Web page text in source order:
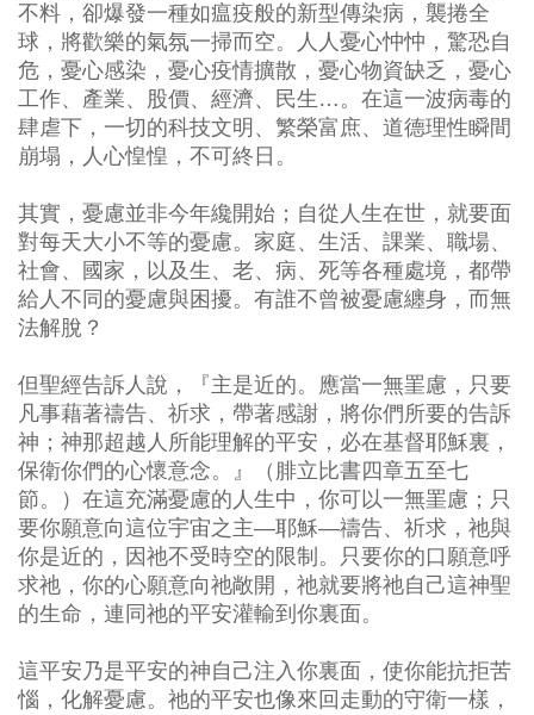
不料，卻爆發一種如瘟疫般的新型傳染病，襲捲全
球，將歡樂的氣氛一掃而空。人人憂心忡忡，驚恐自
危，憂心感染，憂心疫情擴散，憂心物資缺乏，憂心
工作、產業、股價、經濟、民生…。在這一波病毒的
肆虐下，一切的科技文明、繁榮富庶、道德理性瞬間
崩塌，人心惶惶，不可終日。
其實，憂慮並非今年纔開始；自從人生在世，就要面
對每天大小不等的憂慮。家庭、生活、課業、職場、
社會、國家，以及生、老、病、死等各種處境，都帶
給人不同的憂慮與困擾。有誰不曾被憂慮纏身，而無
法解脫？
但聖經告訴人說，『主是近的。應當一無罣慮，只要
凡事藉著禱告、祈求，帶著感謝，將你們所要的告訴
神；神那超越人所能理解的平安，必在基督耶穌裏，
保衛你們的心懷意念。』（腓立比書四章五至七
節。）在這充滿憂慮的人生中，你可以一無罣慮；只
要你願意向這位宇宙之主—耶穌—禱告、祈求，祂與
你是近的，因祂不受時空的限制。只要你的口願意呼
求祂，你的心願意向祂敞開，祂就要將祂自己這神聖
的生命，連同祂的平安灌輸到你裏面。
這平安乃是平安的神自己注入你裏面，使你能抗拒苦
惱，化解憂慮。祂的平安也像來回走動的守衛一樣，